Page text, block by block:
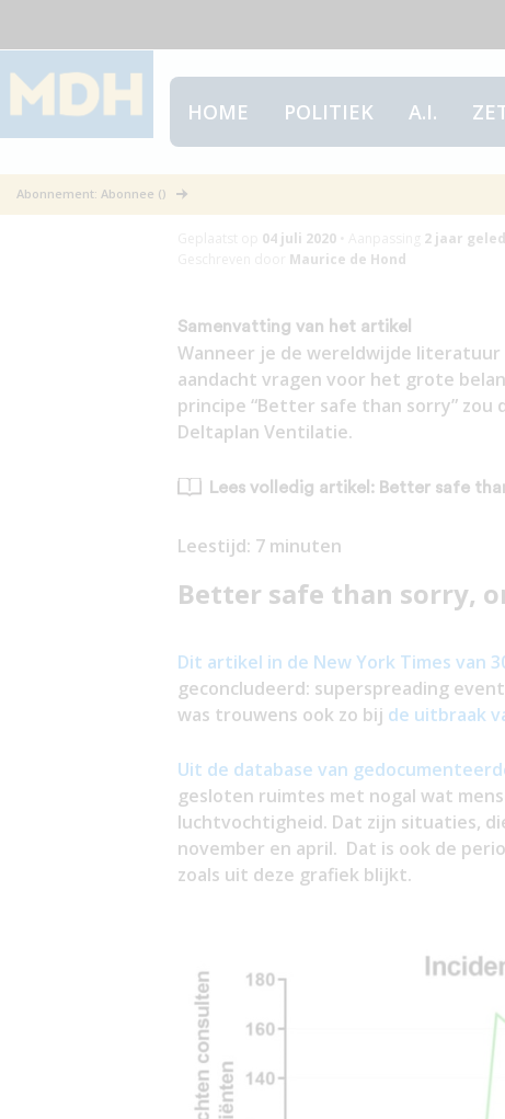
HOME POLITIEK A.I.
Abonnement: Abonnee () Better safe
04 juli 2020• 2 jaar
Maurice de Hond
Samenvatting van het artikel
Wanneer je de wereldwijde
aandacht vragen voor het grote
principe “Better safe than sorry”
Deltaplan Ventilatie.
Lees volledig artikel: Better safe
Leestijd: 7 minuten
Better safe than sorry,
Dit artikel in de New York Times van
geconcludeerd: superspreading
was trouwens ook zo bij de uitbraak
Uit de database van
gesloten ruimtes met nogal wat
luchtvochtigheid. Dat zijn situaties,
november en april. Dat is ook de
zoals uit deze grafiek blijkt.